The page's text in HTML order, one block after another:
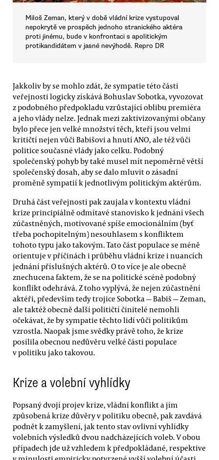
Miloš Zeman, který v době vládní krize vystupoval
nepokrytě ve prospěch jednoho stranického aktéra
proti jinému, bude v konfrontaci s apolitickým
protikandidátem v jasné nevýhodě. Repro DR
Jakkoliv by se mohlo zdát, že sympatie této části
veřejnosti logicky získává Bohuslav Sobotka, vyvozovat
z podobného předpokladu vzrůstající oblibu premiéra
a jeho vlády nelze. Jednak mezi zaktivizovanými občany
bylo přece jen velké množství těch, kteří jsou velmi
kritičtí nejen vůči Babišovi a hnutí ANO, ale též vůči
politice současné vlády jako celku. Podobný
společenský pohyb by také musel mít nepoměrně větší
společenský dosah, aby se dalo mluvit o zásadní
proměně sympatií k jednotlivým politickým aktérům.
Druhá část veřejnosti pak zaujala v kontextu vládní
krize principiálně odmítavé stanovisko k jednání všech
zúčastněných, motivované spíše emocionálním (byť
třeba pochopitelným) nesouhlasem s konfliktem
tohoto typu jako takovým. Tato část populace se méně
orientuje v příčinách i průběhu vládní krize i nuancích
jednání příslušných aktérů. O to více je ale obecně
znechucena faktem, že se na politické scéně podobný
konflikt odehrává. Z toho vyplývá, že nejen zúčastnění
aktéři, především tedy trojice Sobotka — Babiš — Zeman,
ale taktéž obecně další političtí činitelé nemohli
očekávat, že by sympatie těchto lidí vůči politikům
vzrostla. Naopak jsme svědky právě toho, že krize
posílila obecnou nedůvěru velké části populace
v politiku jako takovou.
Krize a volební vyhlídky
Popsaný dvojí projev krize, vládní konflikt a jím
způsobená krize důvěry v politiku obecně, pak zavdává
podnět k zamyšlení, jak tento stav ovlivní vyhlídky
volebních výsledků dvou nadcházejících voleb. V obou
případech jde už vzhledem k předpokládané, respektive